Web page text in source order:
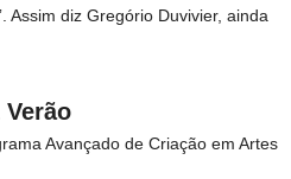
Assim diz Gregório Duvivier, ainda
Avançado de Criação em Artes